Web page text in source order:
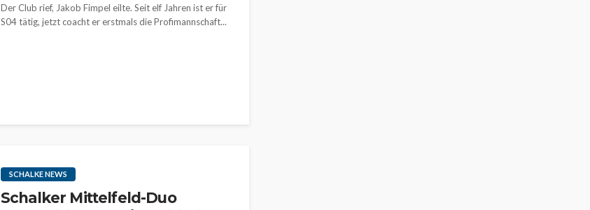
Der Club rief, Jakob Fimpel eilte. Seit elf Jahren ist er für
S04 tätig, jetzt coacht er erstmals die Profimannschaft...
SCHALKE NEWS
Schalker Mittelfeld-Duo